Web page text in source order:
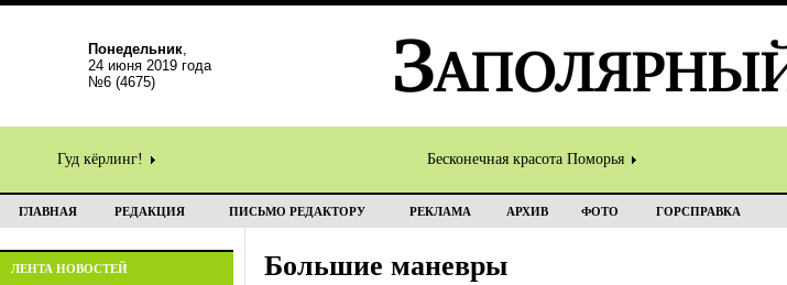
Понедельник,
24 июня 2019 года
№6 (4675)
Гуд кёрлинг! Бесконечная красота Поморья
ГЛАВНАЯ РЕДАКЦИЯ ПИСЬМО РЕДАКТОРУ РЕКЛАМА АРХИВ ФОТО ГОРСПРАВКА
ЛЕНТА НОВОСТЕЙ Большие маневры